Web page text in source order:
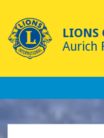
content
LIONS
Aurich